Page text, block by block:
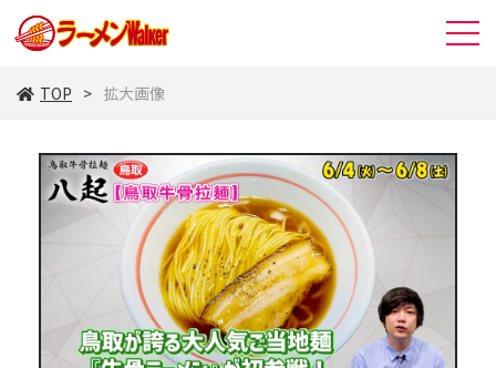
TOP 拡大画像